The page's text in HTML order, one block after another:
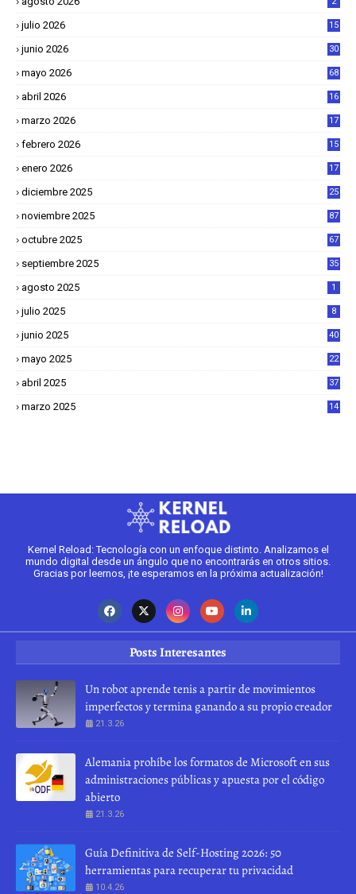
julio 2026 15
junio 2026 30
mayo 2026 68
abril 2026
16
marzo 2026
17
febrero 2026
15
enero 2026
17
diciembre 2025
25
noviembre 2025 87
octubre 2025 67
septiembre 2025 35
agosto 2025 1
julio 2025 8
junio 2025 40
mayo 2025
22
abril 2025
37
marzo 2025
14
Kernel Reload: Tecnología con un enfoque distinto. Analizamos el
mundo digital desde un ángulo que no encontrarás en otros sitios.
Gracias por leernos, ¡te esperamos en la próxima actualización!
Posts Interesantes
Un robot aprende tenis a partir de movimientos
imperfectos y termina ganando a su propio creador
21.3.26
Alemania prohíbe los formatos de Microsoft en sus
administraciones públicas y apuesta por el código
abierto
21.3.26
Guía Definitiva de Self-Hosting 2026: 50
herramientas para recuperar tu privacidad
10.4.26